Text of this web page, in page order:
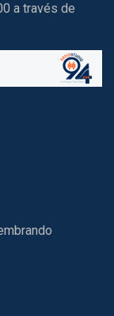
a través de